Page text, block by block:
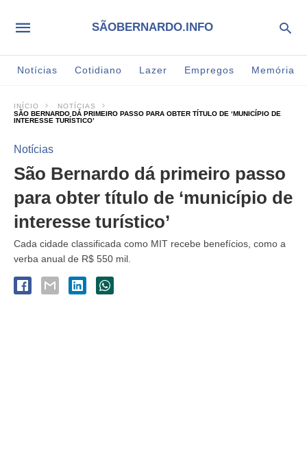
SÃOBERNARDO.INFO
Notícias Cotidiano Lazer Empregos Memória
INÍCIO
NOTÍCIAS
SÃO BERNARDO DÁ PRIMEIRO PASSO PARA OBTER TÍTULO DE ‘MUNICÍPIO DE
INTERESSE TURÍSTICO’
Notícias
São Bernardo dá primeiro passo
para obter título de ‘município de
interesse turístico’
Cada cidade classificada como MIT recebe benefícios, como a
verba anual de R$ 550 mil.